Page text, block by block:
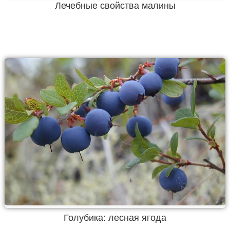
Лечебные свойства малины
Голубика: лесная ягода